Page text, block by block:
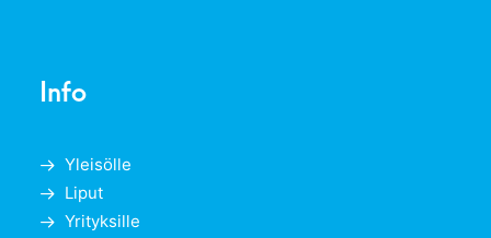
Info
Yleisölle
Liput
Yrityksille